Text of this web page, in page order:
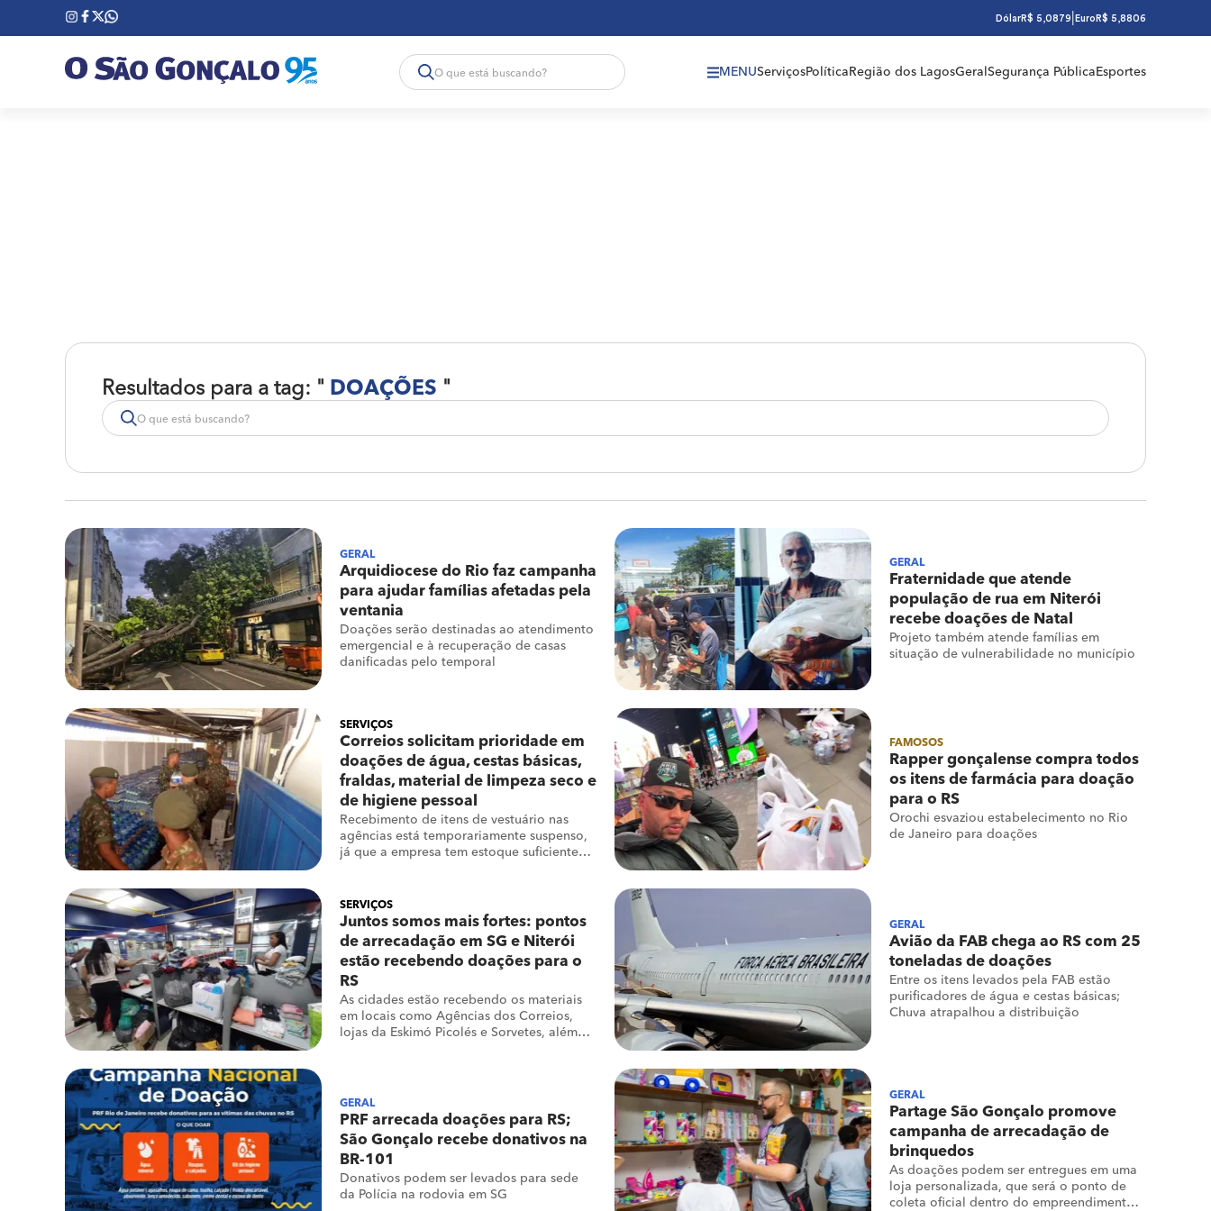
DólarR$ 5,0879 Euro R$ 5,8806
MENUServiçosPolítica Região dos LagosGeral Segurança Pública Esportes
Resultados para a tag: " DOAÇÕES "
GERAL
Arquidiocese do Rio faz campanha
para ajudar famílias afetadas pela
ventania
Doações serão destinadas ao atendimento
emergencial e à recuperação de casas
danificadas pelo temporal
GERAL
Fraternidade que atende
população de rua em Niterói
recebe doações de Natal
Projeto também atende famílias em
situação de vulnerabilidade no município
SERVIÇOS
Correios solicitam prioridade em
doações de água, cestas básicas,
fraldas, material de limpeza seco e
de higiene pessoal
Recebimento de itens de vestuário nas
agências está temporariamente suspenso,
já que a empresa tem estoque suficiente
FAMOSOS
Rapper gonçalense compra todos
os itens de farmácia para doação
para o RS
Orochi esvaziou estabelecimento no Rio
de Janeiro para doações
SERVIÇOS
Juntos somos mais fortes: pontos
de arrecadação em SG e Niterói
estão recebendo doações para o
RS
As cidades estão recebendo os materiais
em locais como Agências dos Correios,
lojas da Eskimó Picolés e Sorvetes, além
GERAL
Avião da FAB chega ao RS com 25
toneladas de doações
Entre os itens levados pela FAB estão
purificadores de água e cestas básicas;
Chuva atrapalhou a distribuição
GERAL
PRF arrecada doações para RS;
São Gonçalo recebe donativos na
BR-101
Donativos podem ser levados para sede
da Polícia na rodovia em SG
GERAL
Partage São Gonçalo promove
campanha de arrecadação de
brinquedos
As doações podem ser entregues em uma
loja personalizada, que será o ponto de
coleta oficial dentro do empreendimento,